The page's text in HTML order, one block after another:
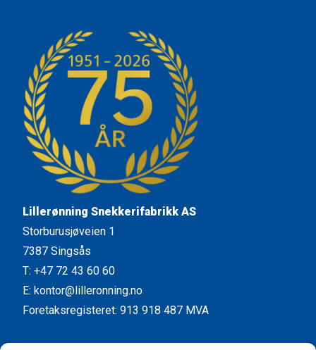
Lillerønning Snekkerifabrikk AS
Storburusjøveien 1
7387 Singsås
T: +47 72 43 60 60
E: kontor@lilleronning.no
Foretaksregisteret: 913 918 487 MVA